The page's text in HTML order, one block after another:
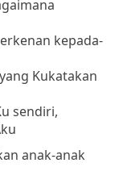
kepada-
Kukatakan
sendiri,
anak-anak